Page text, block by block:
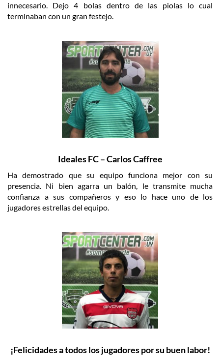
innecesario. Dejo 4 bolas dentro de las piolas lo cual
terminaban con un gran festejo.
Ideales FC – Carlos Caffree
Ha demostrado que su equipo funciona mejor con su
presencia. Ni bien agarra un balón, le transmite mucha
confianza a sus compañeros y eso lo hace uno de los
jugadores estrellas del equipo.
¡Felicidades a todos los jugadores por su buen labor!